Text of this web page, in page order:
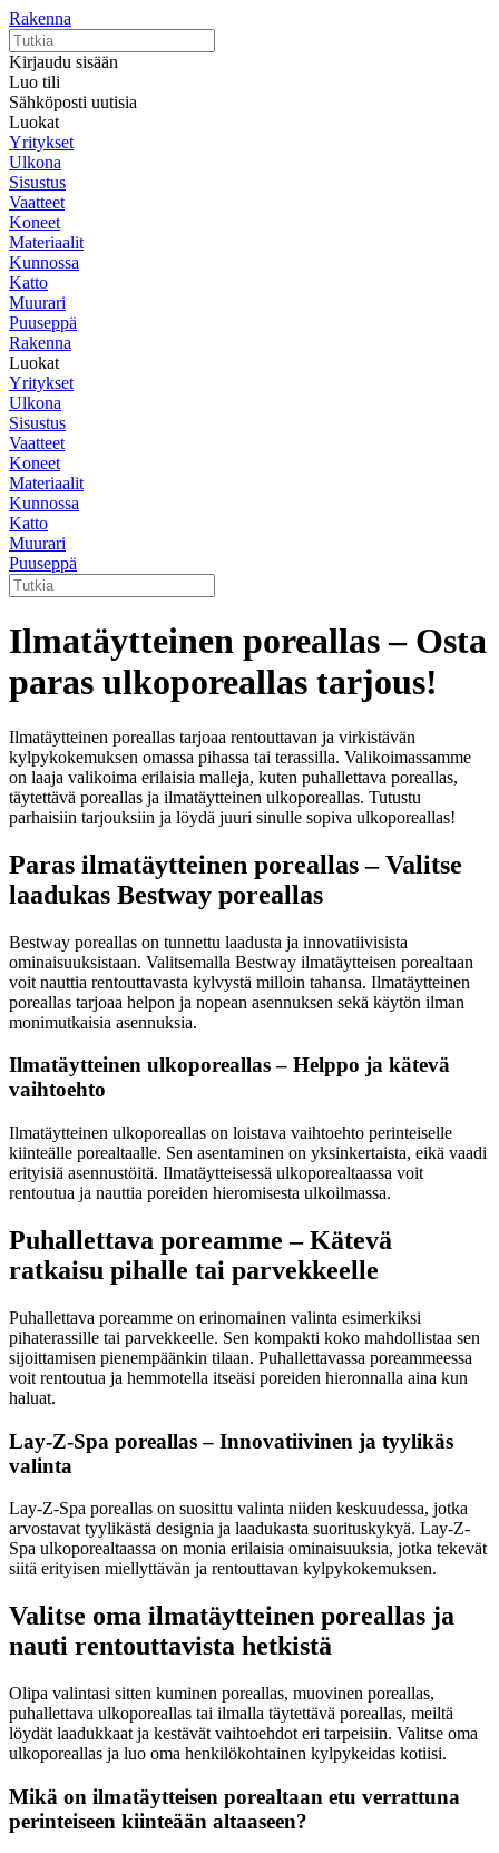
Rakenna
Kirjaudu sisään
Luo tili
Sähköposti uutisia
Luokat
Yritykset
Ulkona
Sisustus
Vaatteet
Koneet
Materiaalit
Kunnossa
Katto
Muurari
Puuseppä
Rakenna
Luokat
Yritykset
Ulkona
Sisustus
Vaatteet
Koneet
Materiaalit
Kunnossa
Katto
Muurari
Puuseppä
Ilmatäytteinen poreallas – Osta
paras ulkoporeallas tarjous!
Ilmatäytteinen poreallas tarjoaa rentouttavan ja virkistävän
kylpykokemuksen omassa pihassa tai terassilla. Valikoimassamme
on laaja valikoima erilaisia malleja, kuten puhallettava poreallas,
täytettävä poreallas ja ilmatäytteinen ulkoporeallas. Tutustu
parhaisiin tarjouksiin ja löydä juuri sinulle sopiva ulkoporeallas!
Paras ilmatäytteinen poreallas – Valitse
laadukas Bestway poreallas
Bestway poreallas on tunnettu laadusta ja innovatiivisista
ominaisuuksistaan. Valitsemalla Bestway ilmatäytteisen porealtaan
voit nauttia rentouttavasta kylvystä milloin tahansa. Ilmatäytteinen
poreallas tarjoaa helpon ja nopean asennuksen sekä käytön ilman
monimutkaisia asennuksia.
Ilmatäytteinen ulkoporeallas – Helppo ja kätevä
vaihtoehto
Ilmatäytteinen ulkoporeallas on loistava vaihtoehto perinteiselle
kiinteälle porealtaalle. Sen asentaminen on yksinkertaista, eikä vaadi
erityisiä asennustöitä. Ilmatäytteisessä ulkoporealtaassa voit
rentoutua ja nauttia poreiden hieromisesta ulkoilmassa.
Puhallettava poreamme – Kätevä
ratkaisu pihalle tai parvekkeelle
Puhallettava poreamme on erinomainen valinta esimerkiksi
pihaterassille tai parvekkeelle. Sen kompakti koko mahdollistaa sen
sijoittamisen pienempäänkin tilaan. Puhallettavassa poreammeessa
voit rentoutua ja hemmotella itseäsi poreiden hieronnalla aina kun
haluat.
Lay-Z-Spa poreallas – Innovatiivinen ja tyylikäs
valinta
Lay-Z-Spa poreallas on suosittu valinta niiden keskuudessa, jotka
arvostavat tyylikästä designia ja laadukasta suorituskykyä. Lay-Z-
Spa ulkoporealtaassa on monia erilaisia ominaisuuksia, jotka tekevät
siitä erityisen miellyttävän ja rentouttavan kylpykokemuksen.
Valitse oma ilmatäytteinen poreallas ja
nauti rentouttavista hetkistä
Olipa valintasi sitten kuminen poreallas, muovinen poreallas,
puhallettava ulkoporeallas tai ilmalla täytettävä poreallas, meiltä
löydät laadukkaat ja kestävät vaihtoehdot eri tarpeisiin. Valitse oma
ulkoporeallas ja luo oma henkilökohtainen kylpykeidas kotiisi.
Mikä on ilmatäytteisen porealtaan etu verrattuna
perinteiseen kiinteään altaaseen?